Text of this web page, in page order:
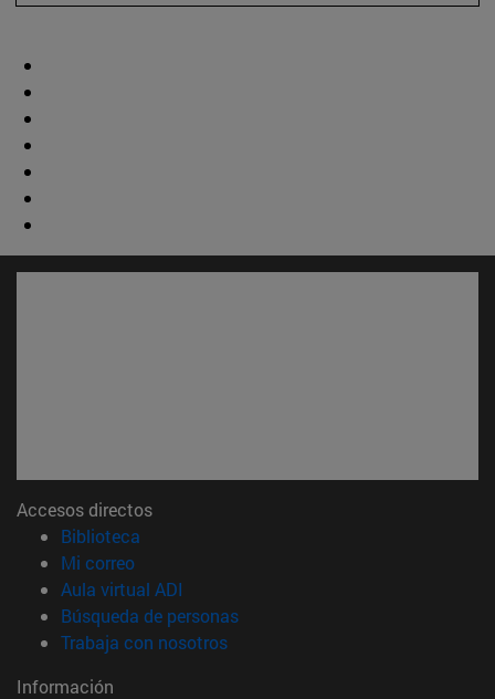
Accesos directos
Biblioteca
Mi correo(abre en nueva ventana)
Aula virtual ADI
Búsqueda de personas(abre en nueva ventana)
Trabaja con nosotros(abre en nueva ventana)
Información